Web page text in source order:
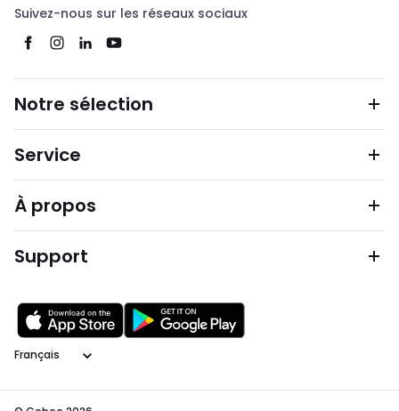
Suivez-nous sur les réseaux sociaux
Notre sélection
Service
À propos
Support
Langage